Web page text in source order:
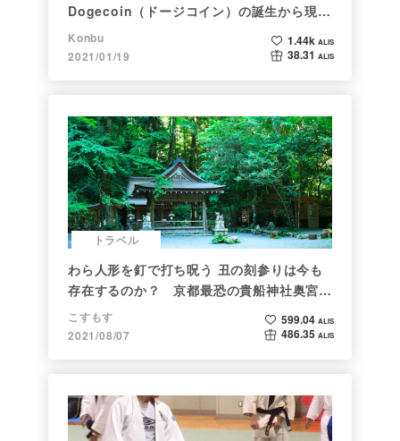
Dogecoin（ドージコイン）の誕生から現在
まで。注目される非証券性🐶
Konbu
2021/01/19
1.44k ALIS
38.31 ALIS
トラベル
わら人形を釘で打ち呪う 丑の刻参りは今も
存在するのか？ 京都最恐の貴船神社奥宮を
調べた
こすもす
2021/08/07
599.04 ALIS
486.35 ALIS